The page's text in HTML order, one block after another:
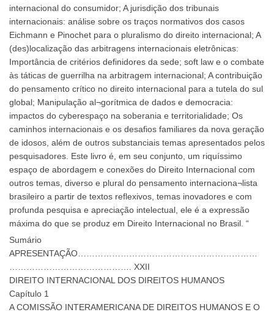
internacional do consumidor; A jurisdição dos tribunais
internacionais: análise sobre os traços normativos dos casos
Eichmann e Pinochet para o pluralismo do direito internacional; A
(des)localização das arbitragens internacionais eletrônicas:
Importância de critérios definidores da sede; soft law e o combate
às táticas de guerrilha na arbitragem internacional; A contribuição
do pensamento crítico no direito internacional para a tutela do sul
global; Manipulação al¬gorítmica de dados e democracia:
impactos do cyberespaço na soberania e territorialidade; Os
caminhos internacionais e os desafios familiares da nova geração
de idosos, além de outros substanciais temas apresentados pelos
pesquisadores. Este livro é, em seu conjunto, um riquíssimo
espaço de abordagem e conexões do Direito Internacional com
outros temas, diverso e plural do pensamento internaciona¬lista
brasileiro a partir de textos reflexivos, temas inovadores e com
profunda pesquisa e apreciação intelectual, ele é a expressão
máxima do que se produz em Direito Internacional no Brasil. “
Sumário
APRESENTAÇÃO………………………………………………………
……………………………………. XXII
DIREITO INTERNACIONAL DOS DIREITOS HUMANOS
Capítulo 1
A COMISSÃO INTERAMERICANA DE DIREITOS HUMANOS E O